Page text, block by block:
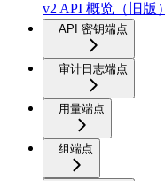
v2 API 概览（旧版）
API 密钥端点
审计日志端点
用量端点
组端点